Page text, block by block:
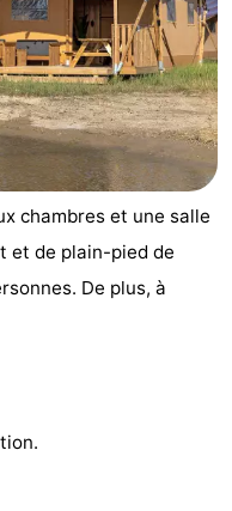
chambres et une salle
et de plain-pied de
De plus, à